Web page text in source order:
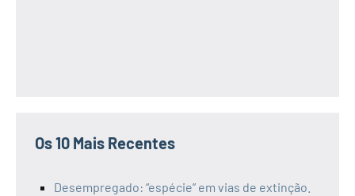
Os 10 Mais Recentes
Desempregado: “espécie” em vias de extinção.